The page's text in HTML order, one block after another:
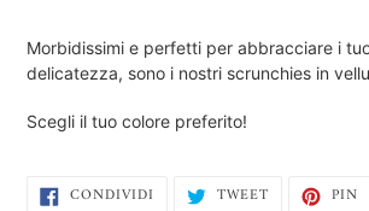
Morbidissimi e perfetti per abbracciare i
delicatezza, sono i nostri scrunchies in
Scegli il tuo colore preferito!
CONDIVIDI CONDIVIDITWEET TWITTA PIN